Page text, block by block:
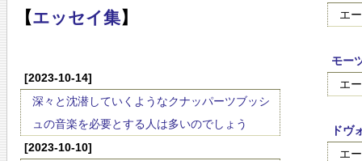
【エッセイ集】
[2023-10-14]
深々と沈潜していくようなクナッパーツブッシ
ュの音楽を必要とする人は多いのでしょう
[2023-10-10]
エ
モー
エ
ドヴ
エ